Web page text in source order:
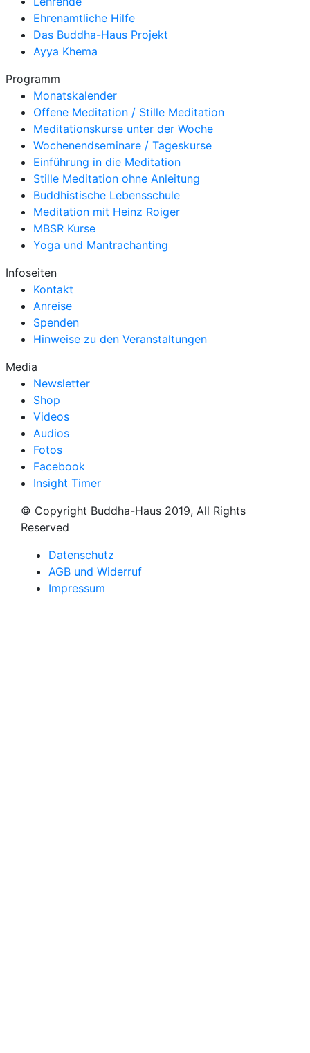
Ehrenamtliche Hilfe
Das Buddha-Haus Projekt
Ayya Khema
Programm
Monatskalender
Offene Meditation / Stille Meditation
Meditationskurse unter der Woche
Wochenendseminare / Tageskurse
Einführung in die Meditation
Stille Meditation ohne Anleitung
Buddhistische Lebensschule
Meditation mit Heinz Roiger
MBSR Kurse
Yoga und Mantrachanting
Infoseiten
Kontakt
Anreise
Spenden
Hinweise zu den Veranstaltungen
Media
Newsletter
Shop
Videos
Audios
Fotos
Facebook
Insight Timer
© Copyright Buddha-Haus 2019, All Rights
Reserved
Datenschutz
AGB und Widerruf
Impressum